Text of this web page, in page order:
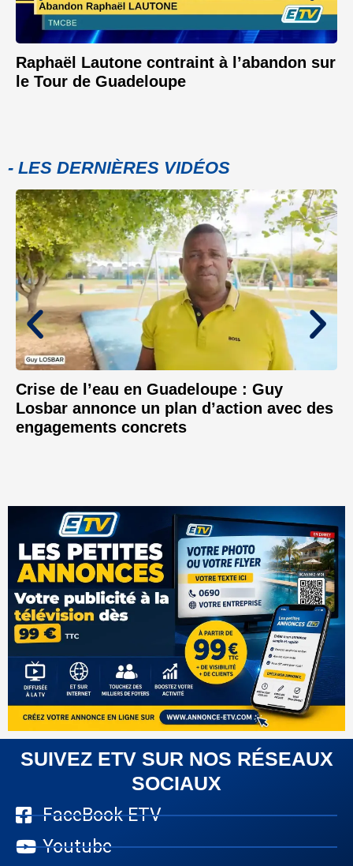
Raphaël Lautone contraint à l’abandon sur
le Tour de Guadeloupe
- LES DERNIÈRES VIDÉOS
Crise de l’eau en Guadeloupe : Guy
Losbar annonce un plan d’action avec des
engagements concrets
SUIVEZ ETV SUR NOS RÉSEAUX
SOCIAUX
FaceBook ETV
Youtube